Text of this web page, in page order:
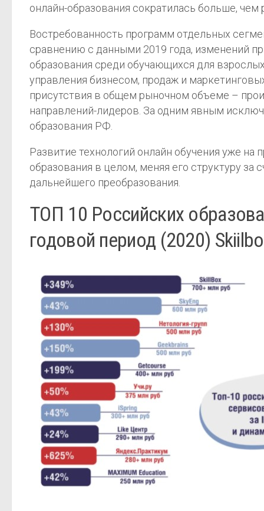
онлайн-образования сократилась больше,
Востребованность программ отдельных
сравнению с данными 2019 года, изменений
образования среди обучающихся для
управления бизнесом, продаж и
присутствия в общем рыночном объеме –
направлений-лидеров. За одним явным
образования РФ.
Развитие технологий онлайн обучения уже
образования в целом, меняя его структуру
дальнейшего преобразования.
ТОП 10 Российских
годовой период (2020)